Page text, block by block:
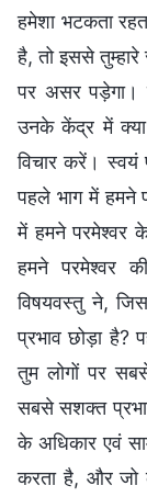
हमेशा भटकता
है, तो इससे
पर असर पड़ेगा।
उनके केंद्र में
विचार करें। स्वयं
पहले भाग में हमने
में हमने परमेश्वर के
हमने परमेश्वर
विषयवस्तु ने,
प्रभाव छोड़ा है?
तुम लोगों पर
सबसे सशक्त
के अधिकार एवं
करता है, और जो